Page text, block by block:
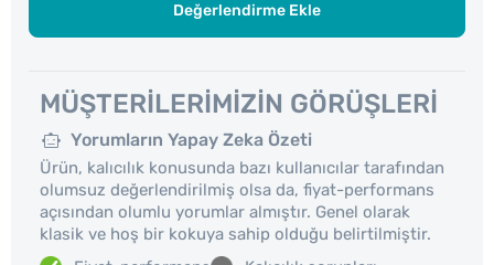
Değerlendirme Ekle
MÜŞTERILERIMIZIN GÖRÜŞLERI
Yorumların Yapay Zeka Özeti
Ürün, kalıcılık konusunda bazı kullanıcılar tarafından
olumsuz değerlendirilmiş olsa da, fiyat-performans
açısından olumlu yorumlar almıştır. Genel olarak
klasik ve hoş bir kokuya sahip olduğu belirtilmiştir.